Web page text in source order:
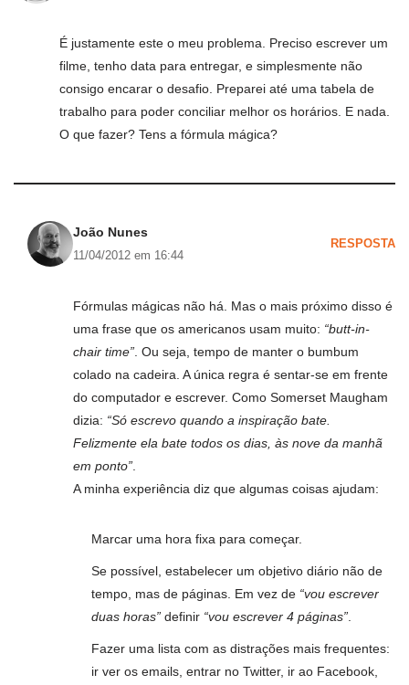
É justamente este o meu problema. Preciso escrever um
filme, tenho data para entregar, e simplesmente não
consigo encarar o desafio. Preparei até uma tabela de
trabalho para poder conciliar melhor os horários. E nada.
O que fazer? Tens a fórmula mágica?
João Nunes
11/04/2012 em 16:44
RESPOSTA
Fórmulas mágicas não há. Mas o mais próximo disso é
uma frase que os americanos usam muito: “butt-in-
chair time” . Ou seja, tempo de manter o bumbum
colado na cadeira. A única regra é sentar-se em frente
do computador e escrever. Como Somerset Maugham
dizia: “Só escrevo quando a inspiração bate.
Felizmente ela bate todos os dias, às nove da manhã
em ponto”
A minha experiência diz que algumas coisas ajudam:
Marcar uma hora fixa para começar.
Se possível, estabelecer um objetivo diário não de
tempo, mas de páginas. Em vez de “vou escrever
duas horas” definir “vou escrever 4 páginas”
Fazer uma lista com as distrações mais frequentes:
ir ver os emails, entrar no Twitter, ir ao Facebook,